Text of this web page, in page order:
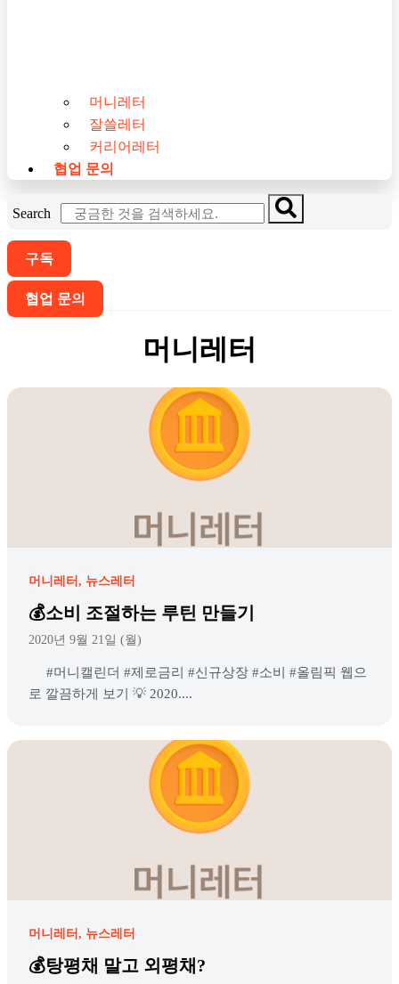
머니레터
잘쓸레터
커리어레터
협업 문의
Search
구독
협업 문의
머니레터
머니레터 뉴스레터
💰소비 조절하는 루틴 만들기
2020년 9월 21일 (월)
#머니캘린더 #제로금리 #신규상장 #소비 #올림픽 웹으
로 깔끔하게 보기 💡 2020....
머니레터 뉴스레터
💰탕평채 말고 외평채?